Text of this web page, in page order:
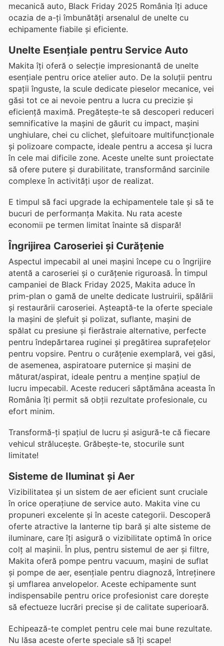
mecanică auto, Black Friday 2025 România îți aduce
ocazia de a-ți îmbunătăți arsenalul de unelte cu
echipamente fiabile și eficiente.
Unelte Esențiale pentru Service Auto
Makita îți oferă o selecție impresionantă de unelte
esențiale pentru orice atelier auto. De la soluții pentru
spații înguste, la scule dedicate pieselor mecanice, vei
găsi tot ce ai nevoie pentru a lucra cu precizie și
eficiență maximă. Pregătește-te să descoperi reduceri
semnificative la mașini de găurit cu impact, mașini
unghiulare, chei cu clichet, șlefuitoare multifuncționale
și polizoare compacte, ideale pentru a accesa și lucra
în cele mai dificile zone. Aceste unelte sunt proiectate
să ofere putere și durabilitate, transformând sarcinile
complexe în activități ușor de realizat.
E timpul să faci upgrade la echipamentele tale și să te
bucuri de performanța Makita. Nu rata aceste
economii pe termen limitat înainte să dispară!
Îngrijirea Caroseriei și Curățenie
Aspectul impecabil al unei mașini începe cu o îngrijire
atentă a caroseriei și o curățenie riguroasă. În timpul
campaniei de Black Friday 2025, Makita aduce în
prim-plan o gamă de unelte dedicate lustruirii, spălării
și restaurării caroseriei. Așteaptă-te la oferte speciale
la mașini de șlefuit și polizat, suflante, mașini de
spălat cu presiune și fierăstraie alternative, perfecte
pentru îndepărtarea ruginei și pregătirea suprafețelor
pentru vopsire. Pentru o curățenie exemplară, vei găsi,
de asemenea, aspiratoare puternice și mașini de
măturat/aspirat, ideale pentru a menține spațiul de
lucru impecabil. Aceste reduceri săptămâna aceasta în
România îți permit să obții rezultate profesionale, cu
efort minim.
Transformă-ți spațiul de lucru și asigură-te că fiecare
vehicul strălucește. Grăbește-te, stocurile sunt
limitate!
Sisteme de Iluminat și Aer
Vizibilitatea și un sistem de aer eficient sunt cruciale
în orice operațiune de service auto. Makita vine cu
propuneri excelente și în aceste categorii. Descoperă
oferte atractive la lanterne tip bară și alte sisteme de
iluminare, care îți asigură o vizibilitate optimă în orice
colț al mașinii. În plus, pentru sistemul de aer și filtre,
Makita oferă pompe pentru vacuum, mașini de suflat
și pompe de aer, esențiale pentru diagnoză, întreținere
și umflarea anvelopelor. Aceste echipamente sunt
indispensabile pentru orice profesionist care dorește
să efectueze lucrări precise și de calitate superioară.
Echipează-te complet pentru cele mai bune rezultate.
Nu lăsa aceste oferte speciale să îți scape!